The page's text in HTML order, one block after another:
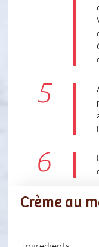
5
6
Crème au